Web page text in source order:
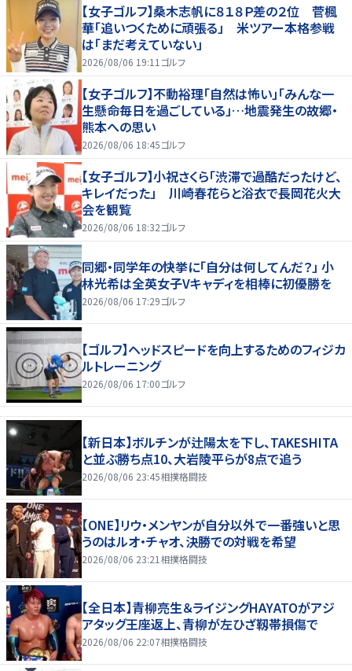
【女子ゴルフ】桑木志帆に８１８Ｐ差の２位 菅楓
華「追いつくために頑張る」 米ツアー本格参戦
は「まだ考えていない」
2026/08/06 19:11 ゴルフ
【女子ゴルフ】不動裕理「自然は怖い」「みんな一
生懸命毎日を過ごしている」…地震発生の故郷・
熊本への思い
2026/08/06 18:45ゴルフ
【女子ゴルフ】小祝さくら「渋滞で過酷だったけど、
キレイだった」 川崎春花らと浴衣で長岡花火大
会を観覧
2026/08/06 18:32ゴルフ
同郷・同学年の快挙に「自分は何してんだ？」 小
林光希は全英女子Vキャディを相棒に初優勝を
2026/08/06 17:29ゴルフ
【ゴルフ】ヘッドスピードを向上するためのフィジカ
ルトレーニング
2026/08/06 17:00ゴルフ
【新日本】ボルチンが辻陽太を下し、TAKESHITA
と並ぶ勝ち点10、大岩陵平らが8点で追う
2026/08/06 23:45相撲格闘技
【ONE】リウ・メンヤンが自分以外で一番強いと思
うのはルオ・チャオ、決勝での対戦を希望
2026/08/06 23:21 相撲格闘技
【全日本】青柳亮生＆ライジングHAYATOがアジ
アタッグ王座返上、青柳が左ひざ靱帯損傷で
2026/08/06 22:07相撲格闘技